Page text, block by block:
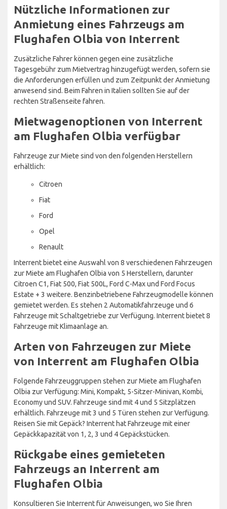
Nützliche Informationen zur
Anmietung eines Fahrzeugs am
Flughafen Olbia von Interrent
Zusätzliche Fahrer können gegen eine zusätzliche
Tagesgebühr zum Mietvertrag hinzugefügt werden, sofern sie
die Anforderungen erfüllen und zum Zeitpunkt der Anmietung
anwesend sind. Beim Fahren in Italien sollten Sie auf der
rechten Straßenseite fahren.
Mietwagenoptionen von Interrent
am Flughafen Olbia verfügbar
Fahrzeuge zur Miete sind von den folgenden Herstellern
erhältlich:
Citroen
Fiat
Ford
Opel
Renault
Interrent bietet eine Auswahl von 8 verschiedenen Fahrzeugen
zur Miete am Flughafen Olbia von 5 Herstellern, darunter
Citroen C1, Fiat 500, Fiat 500L, Ford C-Max und Ford Focus
Estate + 3 weitere. Benzinbetriebene Fahrzeugmodelle können
gemietet werden. Es stehen 2 Automatikfahrzeuge und 6
Fahrzeuge mit Schaltgetriebe zur Verfügung. Interrent bietet 8
Fahrzeuge mit Klimaanlage an.
Arten von Fahrzeugen zur Miete
von Interrent am Flughafen Olbia
Folgende Fahrzeuggruppen stehen zur Miete am Flughafen
Olbia zur Verfügung: Mini, Kompakt, 5-Sitzer-Minivan, Kombi,
Economy und SUV. Fahrzeuge sind mit 4 und 5 Sitzplätzen
erhältlich. Fahrzeuge mit 3 und 5 Türen stehen zur Verfügung.
Reisen Sie mit Gepäck? Interrent hat Fahrzeuge mit einer
Gepäckkapazität von 1, 2, 3 und 4 Gepäckstücken.
Rückgabe eines gemieteten
Fahrzeugs an Interrent am
Flughafen Olbia
Konsultieren Sie Interrent für Anweisungen, wo Sie Ihren